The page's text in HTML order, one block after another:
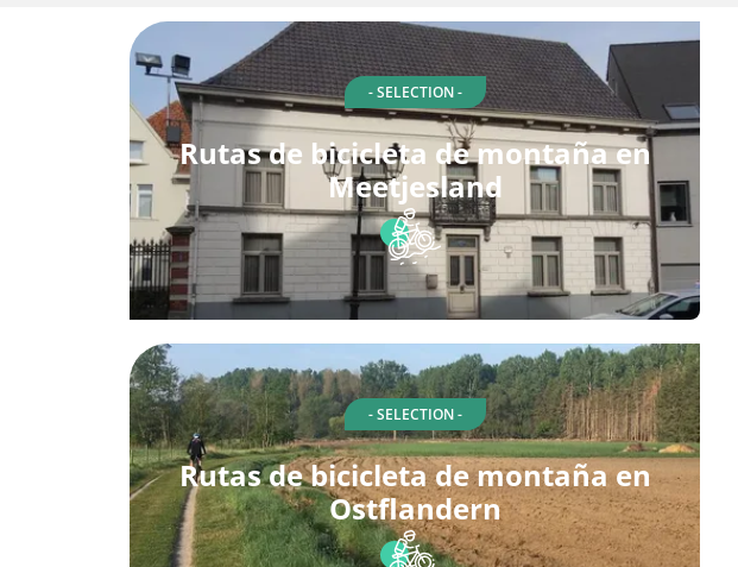
- SELECTION -
Rutas de bicicleta de montaña en
Meetjesland
- SELECTION -
Rutas de bicicleta de montaña en
Ostflandern